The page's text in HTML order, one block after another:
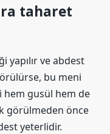
taharet
yapılır ve abdest
bu meni
hem gusül hem de
görülmeden önce
yeterlidir.